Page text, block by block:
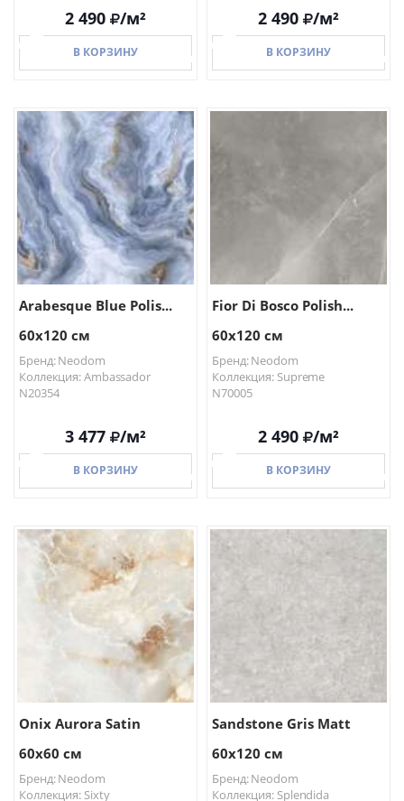
2 490 /м²
В КОРЗИНУ
В КОРЗИНУ
2 490 /м²
В КОРЗИНУ
Arabesque Blue Polis...
60x120 см
Бренд: Neodom
Коллекция: Ambassador
N20354
3 477 /м²
В КОРЗИНУ
В КОРЗИНУ
Fior Di Bosco Polish...
60x120 см
Бренд: Neodom
Коллекция: Supreme
N70005
2 490 /м²
В КОРЗИНУ
Onix Aurora Satin
60x60 см
Бренд: Neodom
Коллекция: Sixty
Sandstone Gris Matt
60x120 см
Бренд: Neodom
Коллекция: Splendida